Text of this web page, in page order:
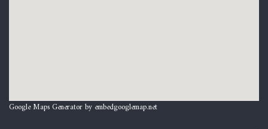
Google Maps Generator by embedgooglemap.net